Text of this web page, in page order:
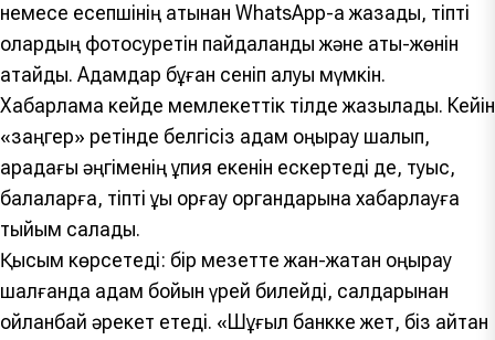
немесе есепшінің атынан WhatsApp-қа жазады, тіпті
олардың фотосуретін пайдаланды және аты-жөнін
атайды. Адамдар бұған сеніп қалуы мүмкін.
Хабарлама кейде мемлекеттік тілде жазылады. Кейін
«заңгер» ретінде белгісіз адам қоңырау шалып,
арадағы әңгіменің құпия екенін ескертеді де, туыс,
балаларға, тіпті құқық қорғау органдарына хабарлауға
тыйым салады.
Қысым көрсетеді: бір мезетте жан-жақтан қоңырау
шалғанда адам бойын үрей билейді, салдарынан
ойланбай әрекет етеді. «Шұғыл банкке жет, біз айтқан